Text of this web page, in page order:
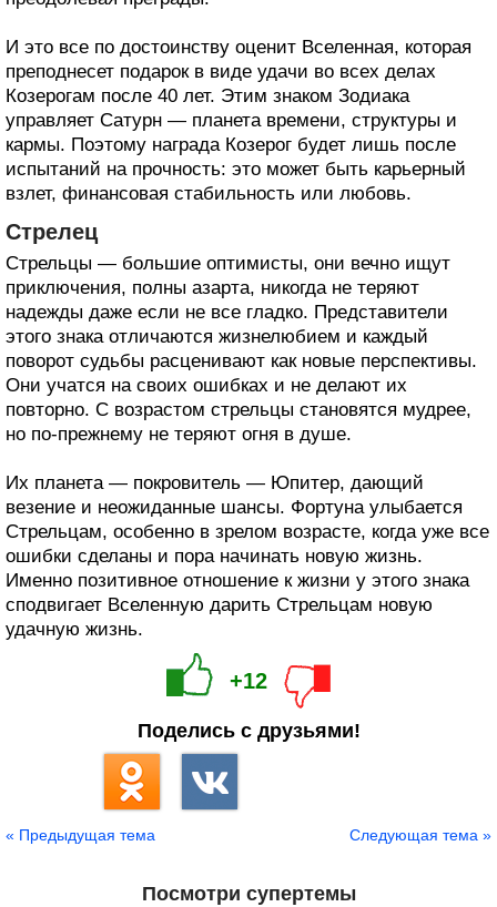
И это все по достоинству оценит Вселенная, которая
преподнесет подарок в виде удачи во всех делах
Козерогам после 40 лет. Этим знаком Зодиака
управляет Сатурн — планета времени, структуры и
кармы. Поэтому награда Козерог будет лишь после
испытаний на прочность: это может быть карьерный
взлет, финансовая стабильность или любовь.
Стрелец
Стрельцы — большие оптимисты, они вечно ищут
приключения, полны азарта, никогда не теряют
надежды даже если не все гладко. Представители
этого знака отличаются жизнелюбием и каждый
поворот судьбы расценивают как новые перспективы.
Они учатся на своих ошибках и не делают их
повторно. С возрастом стрельцы становятся мудрее,
но по-прежнему не теряют огня в душе.
Их планета — покровитель — Юпитер, дающий
везение и неожиданные шансы. Фортуна улыбается
Стрельцам, особенно в зрелом возрасте, когда уже все
ошибки сделаны и пора начинать новую жизнь.
Именно позитивное отношение к жизни у этого знака
сподвигает Вселенную дарить Стрельцам новую
удачную жизнь.
+12
Поделись с друзьями!
« Предыдущая тема Следующая тема »
Посмотри супертемы